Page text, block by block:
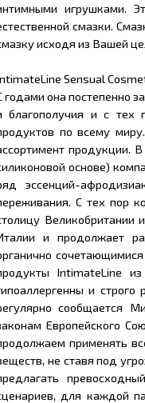
игрушками.
смазки.
исходя из Вашей
Sensual
годами она постепенно
благополучия и с тех
по всему
продукции.
основе)
эссенций-
С тех пор
Великобритании
и продолжает
IntimateLine
и
сообщается
Европейского
применять
не ставя под
для каждой